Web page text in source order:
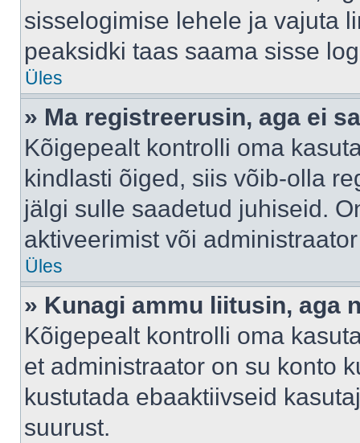
sisselogimise lehele ja vajuta
peaksidki taas saama sisse
Üles
» Ma registreerusin, aga ei
Kõigepealt kontrolli oma
kindlasti õiged, siis võib-olla
jälgi sulle saadetud juhiseid.
aktiveerimist või
Üles
» Kunagi ammu liitusin, aga
Kõigepealt kontrolli oma
et administraator on su konto
kustutada ebaaktiivseid
suurust.